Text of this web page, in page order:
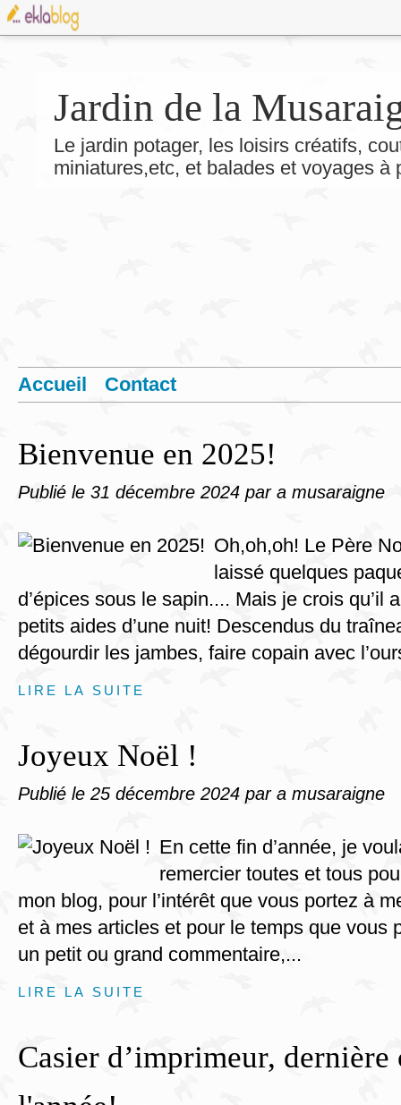
Jardin de la
Le jardin potager, les loisirs créatifs,
miniatures,etc, et balades et voyages
Accueil Contact
Bienvenue en 2025!
Publié le 31 décembre 2024 par a musaraigne
Oh,oh,oh! Le Père
laissé quelques
d’épices sous le sapin.... Mais je crois qu’il
petits aides d’une nuit! Descendus du
dégourdir les jambes, faire copain avec
LIRE LA SUITE
Joyeux Noël !
Publié le 25 décembre 2024 par a musaraigne
En cette fin d’année, je
remercier toutes et tous
mon blog, pour l’intérêt que vous portez à
et à mes articles et pour le temps que vous
un petit ou grand commentaire,...
LIRE LA SUITE
Casier d’imprimeur, dernière